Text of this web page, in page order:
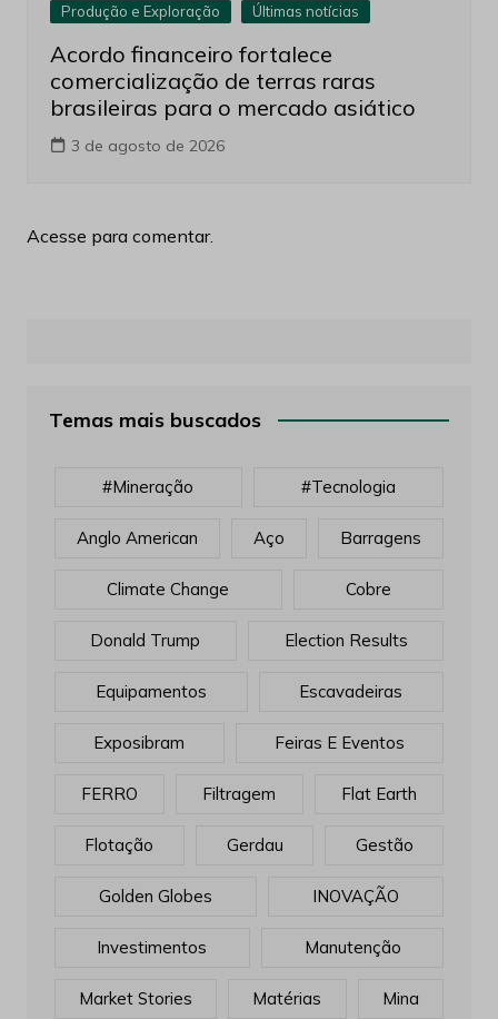
Produção e Exploração Últimas notícias
Acordo financeiro fortalece
comercialização de terras raras
brasileiras para o mercado asiático
3 de agosto de 2026
Acesse para comentar.
Temas mais buscados
#mineração #tecnologia
Anglo American Aço Barragens
Climate Change Cobre
Donald Trump Election Results
Equipamentos Escavadeiras
Exposibram Feiras E Eventos
FERRO Filtragem Flat Earth
Flotação Gerdau Gestão
Golden Globes INOVAÇÃO
Investimentos Manutenção
Market Stories Matérias Mina